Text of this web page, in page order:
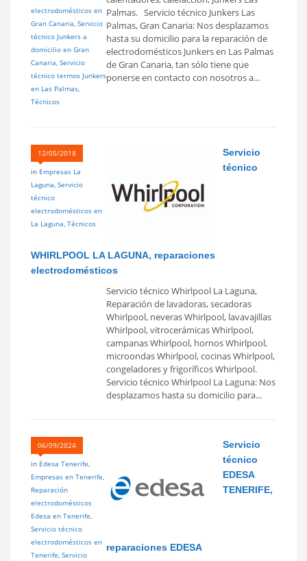
electrodomésticos en
Gran Canaria, Servicio
técnico Junkers a
domicilio en Gran
Canaria, Servicio
técnico termos Junkers
en Las Palmas,
Técnicos
Palmas. Servicio técnico Junkers Las
Palmas, Gran Canaria: Nos desplazamos
hasta su domicilio para la reparación de
electrodomésticos Junkers en Las Palmas
de Gran Canaria, tan sólo tiene que
ponerse en contacto con nosotros a...
12/05/2018
in Empresas La
Laguna, Servicio
técnico
electrodomésticos en
La Laguna, Técnicos
Servicio
técnico
WHIRLPOOL LA LAGUNA, reparaciones
electrodomésticos
Servicio técnico Whirlpool La Laguna,
Reparación de lavadoras, secadoras
Whirlpool, neveras Whirlpool, lavavajillas
Whirlpool, vitrocerámicas Whirlpool,
campanas Whirlpool, hornos Whirlpool,
microondas Whirlpool, cocinas Whirlpool,
congeladores y frigoríficos Whirlpool.
Servicio técnico Whirlpool La Laguna: Nos
desplazamos hasta su domicilio para...
06/09/2024
in Edesa Tenerife,
Empresas en Tenerife,
Reparación
electrodomésticos
Edesa en Tenerife,
Servicio técnico
electrodomésticos en
Tenerife, Servicio
Servicio
técnico
EDESA
TENERIFE,
reparaciones EDESA